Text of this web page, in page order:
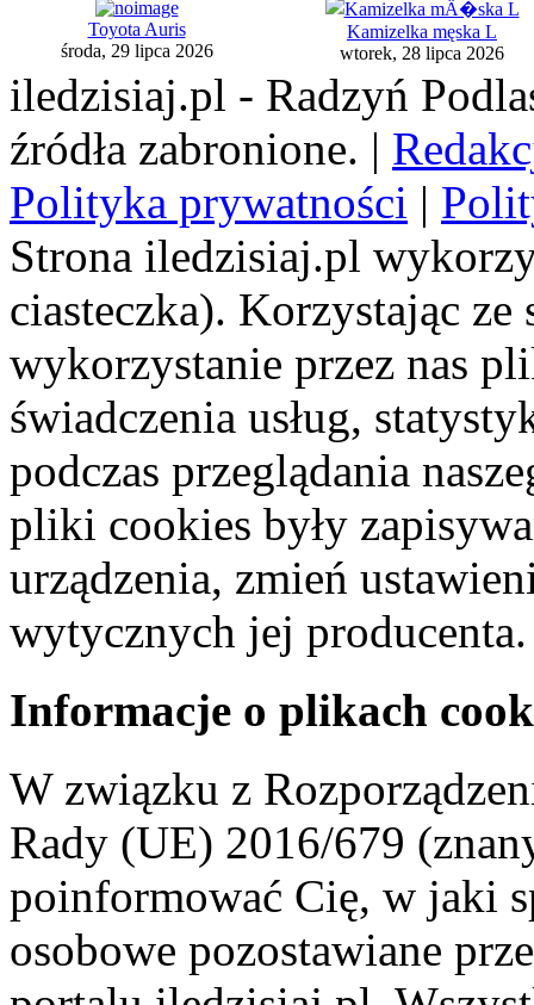
Toyota Auris
środa, 29 lipca 2026
Kamizelka męska L
wtorek, 28 lipca 2026
iledzisiaj.pl - Radzyń
źródła zabronione. |
Polityka prywatności |
Strona iledzisiaj.pl
ciasteczka). Korzystając
wykorzystanie przez nas
świadczenia usług,
podczas przeglądania
pliki cookies były
urządzenia, zmień
wytycznych jej producenta.
Informacje o plikach
W związku z
Rady (UE) 2016/679
poinformować Cię, w jaki
osobowe pozostawiane